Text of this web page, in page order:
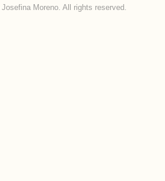
Moreno. All rights reserved.